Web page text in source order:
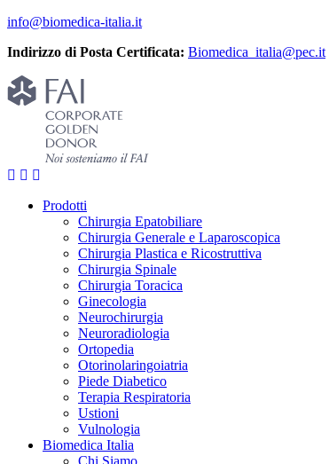
info@biomedica-italia.it
Indirizzo di Posta Certificata: Biomedica_italia@pec.it
Prodotti
Chirurgia Epatobiliare
Chirurgia Generale e Laparoscopica
Chirurgia Plastica e Ricostruttiva
Chirurgia Spinale
Chirurgia Toracica
Ginecologia
Neurochirurgia
Neuroradiologia
Ortopedia
Otorinolaringoiatria
Piede Diabetico
Terapia Respiratoria
Ustioni
Vulnologia
Biomedica Italia